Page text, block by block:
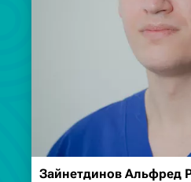
Зайнетдинов Альфред